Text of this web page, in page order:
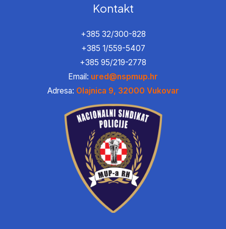
Kontakt
+385 32/300-828
+385 1/559-5407
+385 95/219-2778
Email: ured@nspmup.hr
Adresa: Olajnica 9, 32000 Vukovar